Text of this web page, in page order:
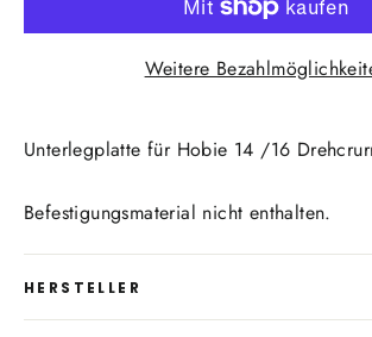
Weitere
Unterlegplatte für Hobie 14 /16
Befestigungsmaterial nicht enthalten.
HERSTELLER